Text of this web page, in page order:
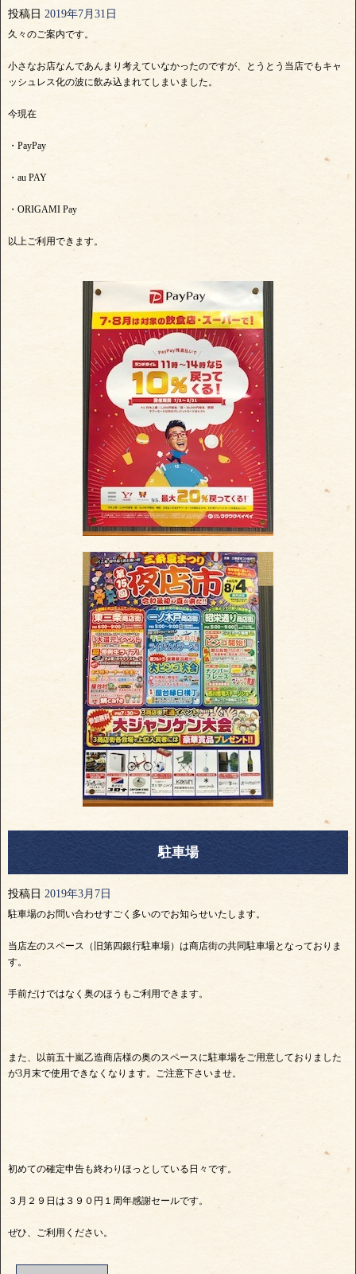
投稿日 2019年7月31日
久々のご案内です。
小さなお店なんであんまり考えていなかったのですが、とうとう当店でもキャ
ッシュレス化の波に飲み込まれてしまいました。
今現在
・PayPay
・au PAY
・ORIGAMI Pay
以上ご利用できます。
駐車場
投稿日 2019年3月7日
駐車場のお問い合わせすごく多いのでお知らせいたします。
当店左のスペース（旧第四銀行駐車場）は商店街の共同駐車場となっておりま
す。
手前だけではなく奥のほうもご利用できます。
また、以前五十嵐乙造商店様の奥のスペースに駐車場をご用意しておりました
が3月末で使用できなくなります。ご注意下さいませ。
初めての確定申告も終わりほっとしている日々です。
３月２９日は３９０円１周年感謝セールです。
ぜひ、ご利用ください。